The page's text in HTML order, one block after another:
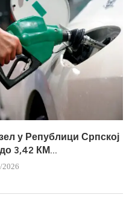
у Републици Српској
3,42 КМ...
2026